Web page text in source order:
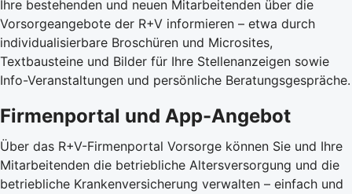
Ihre bestehenden und neuen Mitarbeitenden über die
Vorsorgeangebote der R+V informieren – etwa durch
individualisierbare Broschüren und Microsites,
Textbausteine und Bilder für Ihre Stellenanzeigen sowie
Info-Veranstaltungen und persönliche Beratungsgespräche.
Firmenportal und App-Angebot
Über das R+V-Firmenportal Vorsorge können Sie und Ihre
Mitarbeitenden die betriebliche Altersversorgung und die
betriebliche Krankenversicherung verwalten – einfach und